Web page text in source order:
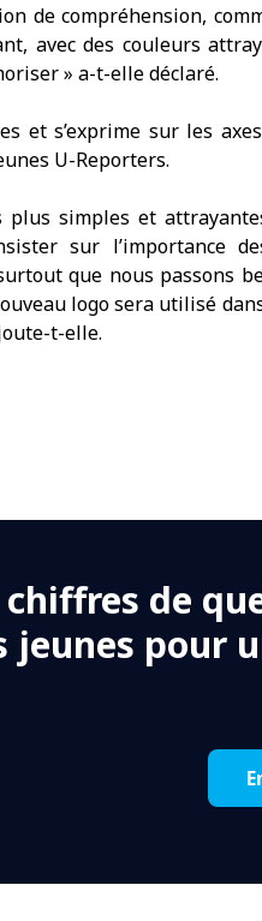
de compréhension,
avec des couleurs
» a-t-elle déclaré.
et s’exprime sur les
U-Reporters.
simples et
sur l’importance
que nous passons
logo sera utilisé
t-elle.
de
jeunes pour